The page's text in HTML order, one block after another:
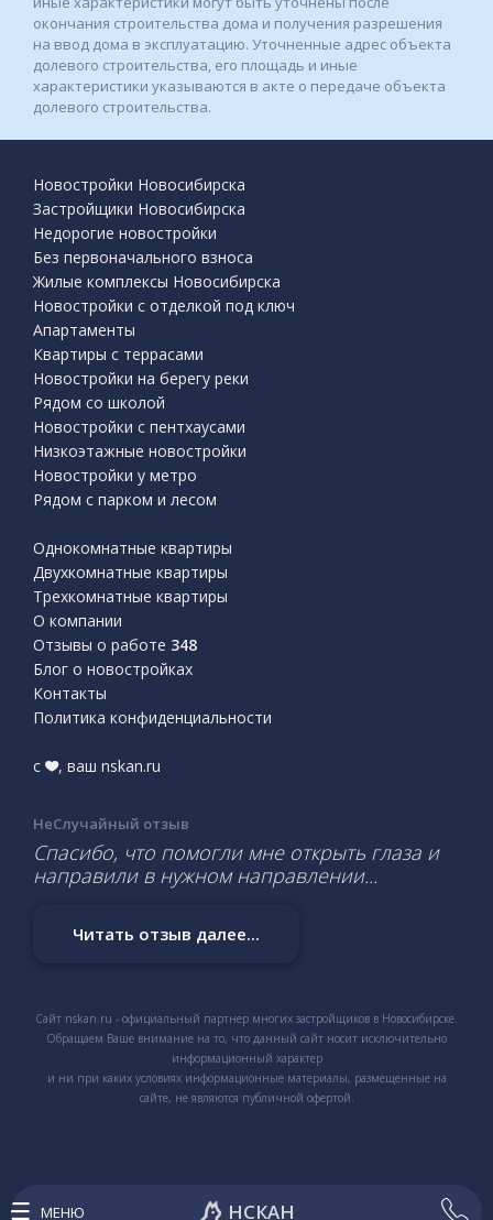
окончания строительства дома и получения разрешения
на ввод дома в эксплуатацию. Уточненные адрес объекта
долевого строительства, его площадь и иные
характеристики указываются в акте о передаче объекта
долевого строительства.
Новостройки Новосибирска
Застройщики Новосибирска
Недорогие новостройки
Без первоначального взноса
Жилые комплексы Новосибирска
Новостройки с отделкой под ключ
Апартаменты
Квартиры с террасами
Новостройки на берегу реки
Рядом со школой
Новостройки с пентхаусами
Низкоэтажные новостройки
Новостройки у метро
Рядом с парком и лесом
Однокомнатные квартиры
Двухкомнатные квартиры
Трехкомнатные квартиры
О компании
Отзывы о работе 348
Блог о новостройках
Контакты
Политика конфиденциальности
с , ваш nskan.ru
НеСлучайный отзыв
Спасибо, что помогли мне открыть глаза и
направили в нужном направлении...
Читать отзыв далее...
Сайт nskan.ru - официальный партнер многих застройщиков в Новосибирске.
Обращаем Ваше внимание на то, что данный сайт носит исключительно
информационный характер
и ни при каких условиях информационные материалы, размещенные на
сайте, не являются публичной офертой.